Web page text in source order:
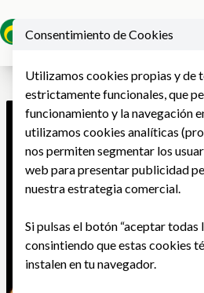
Consentimiento de Cookies
Utilizamos cookies propias y de
estrictamente funcionales, que
funcionamiento y la navegación
utilizamos cookies analíticas
nos permiten segmentar los
web para presentar publicidad
nuestra estrategia comercial.
Si pulsas el botón “aceptar todas
consintiendo que estas cookies
instalen en tu navegador.